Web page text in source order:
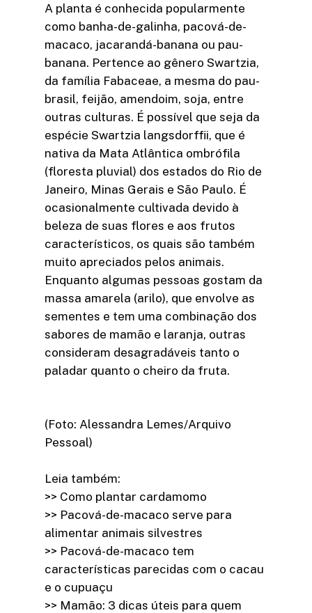
A planta é conhecida popularmente
como banha-de-galinha, pacová-de-
macaco, jacarandá-banana ou pau-
banana. Pertence ao gênero Swartzia,
da família Fabaceae, a mesma do pau-
brasil, feijão, amendoim, soja, entre
outras culturas. É possível que seja da
espécie Swartzia langsdorffii, que é
nativa da Mata Atlântica ombrófila
(floresta pluvial) dos estados do Rio de
Janeiro, Minas Gerais e São Paulo. É
ocasionalmente cultivada devido à
beleza de suas flores e aos frutos
característicos, os quais são também
muito apreciados pelos animais.
Enquanto algumas pessoas gostam da
massa amarela (arilo), que envolve as
sementes e tem uma combinação dos
sabores de mamão e laranja, outras
consideram desagradáveis tanto o
paladar quanto o cheiro da fruta.
(Foto: Alessandra Lemes/Arquivo
Pessoal)
Leia também:
>> Como plantar cardamomo
>> Pacová-de-macaco serve para
alimentar animais silvestres
>> Pacová-de-macaco tem
características parecidas com o cacau
e o cupuaçu
>> Mamão: 3 dicas úteis para quem